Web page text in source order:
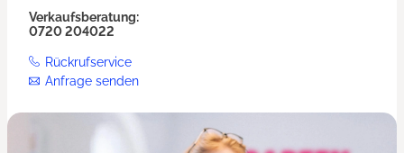
Verkaufsberatung:
0720 204022
Rückrufservice
Anfrage senden